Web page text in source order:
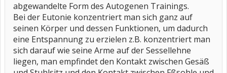
abgewandelte Form des Autogenen Trainings.
Bei der Eutonie konzentriert man sich ganz auf
seinen Körper und dessen Funktionen, um dadurch
eine Entspannung zu erzielen z.B. konzentriert man
sich darauf wie seine Arme auf der Sessellehne
liegen, man empfindet den Kontakt zwischen Gesäß